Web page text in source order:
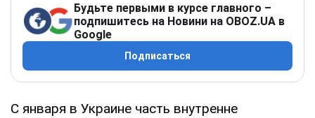
Будьте первыми в курсе главного –
подпишитесь на Новини на OBOZ.UA в
Google
Подписаться
С января в Украине часть внутренне